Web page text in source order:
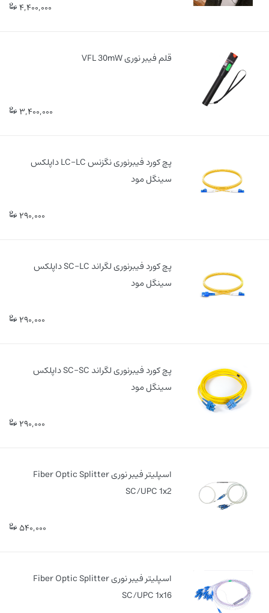
4,400,000
قلم فیبر نوری VFL 30mW
3,400,000
پچ کورد فیبرنوری نگزنس LC-LC داپلکس
سینگل مود
290,000
پچ کورد فیبرنوری لگراند SC-LC داپلکس
سینگل مود
290,000
پچ کورد فیبرنوری لگراند SC-SC داپلکس
سینگل مود
290,000
اسپلیتر فیبر نوری Fiber Optic Splitter
SC/UPC 1x2
540,000
اسپلیتر فیبر نوری Fiber Optic Splitter
SC/UPC 1x16